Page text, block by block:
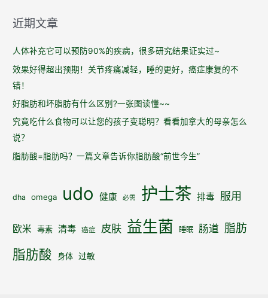
者，
体
在
慢
康
复
近期文章
人体补充它可以预防90%的疾病，很多研究结果证实过~
效果好得超出预期！关节疼痛减轻，睡的更好，癌症康复的不
错！
好脂肪和坏脂肪有什么区别?一张图读懂~~
究竟吃什么食物可以让您的孩子变聪明？看看加拿大的母亲怎么
说？
脂肪酸=脂肪吗？一篇文章告诉你脂肪酸“前世今生”
dha omega udo 健康 必需 护士茶 排毒 服用
欧米 毒素 清毒 癌症 皮肤 益生菌 睡眠 肠道 脂肪
脂肪酸 身体 过敏